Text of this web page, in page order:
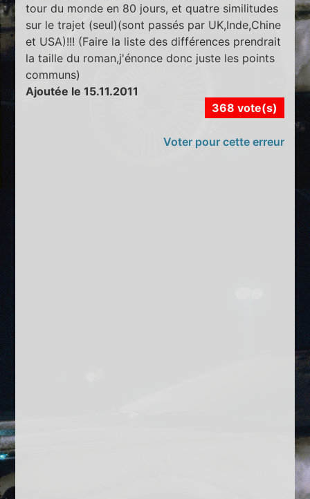
tour du monde en 80 jours, et quatre similitudes
sur le trajet (seul)(sont passés par UK,Inde,Chine
et USA)!!! (Faire la liste des différences prendrait
la taille du roman,j'énonce donc juste les points
communs)
Ajoutée le 15.11.2011
368 vote(s)
Voter pour cette erreur